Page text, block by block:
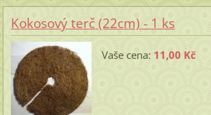
Kokosový terč (22cm) - 1 ks
Vaše cena: 11,00 Kč